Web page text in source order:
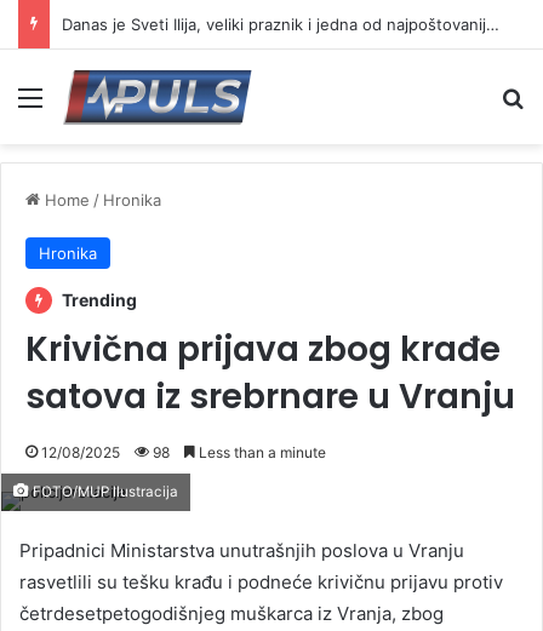
Danas je Sveti Ilija, veliki praznik i jedna od najpoštovanijih slava
Menu
Home / Hronika
Hronika
Trending
Krivična prijava zbog krađe
satova iz srebrnare u Vranju
12/08/2025 98 Less than a minute
FOTO/MUP Ilustracija
Pripadnici Ministarstva unutrašnjih poslova u Vranju
rasvetlili su tešku krađu i podneće krivičnu prijavu protiv
četrdesetpetogodišnjeg muškarca iz Vranja, zbog